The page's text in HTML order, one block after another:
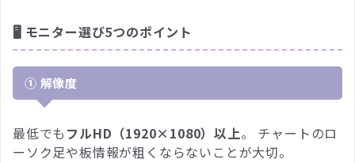
🖥 モニター選び5つのポイント
① 解像度
最低でも フルHD（1920×1080）以上。 チャートのロ
ーソク足や板情報が粗くならないことが大切。